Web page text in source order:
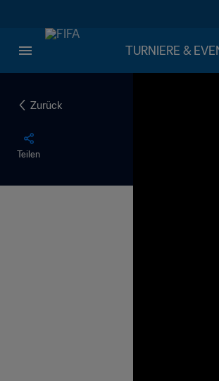
TURNIERE &
Zurück
Teilen